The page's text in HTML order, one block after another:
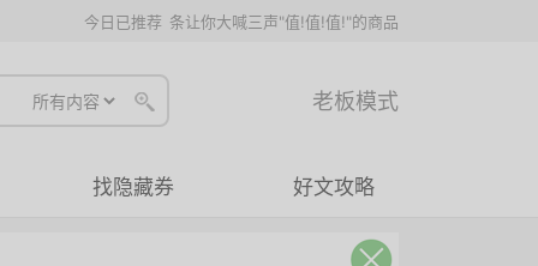
今日已推荐 条让你大喊三声"值!值!值!"的商品
老板模式
找隐藏券 好文攻略